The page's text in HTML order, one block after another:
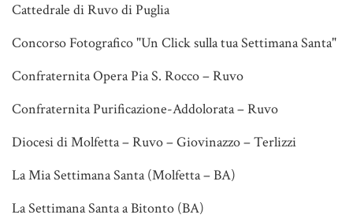
Cattedrale di Ruvo di Puglia
Concorso Fotografico "Un Click sulla tua Settimana Santa"
Confraternita Opera Pia S. Rocco – Ruvo
Confraternita Purificazione-Addolorata – Ruvo
Diocesi di Molfetta – Ruvo – Giovinazzo – Terlizzi
La Mia Settimana Santa (Molfetta – BA)
La Settimana Santa a Bitonto (BA)